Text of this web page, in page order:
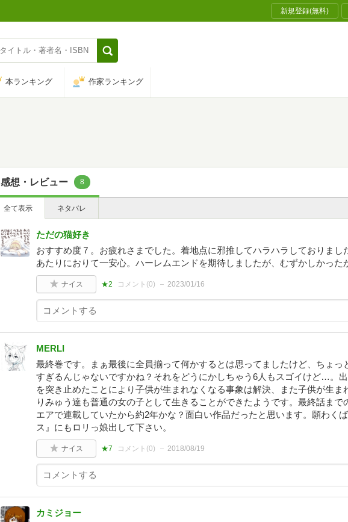
新規登録(無料)
本ランキング 作家ランキング
感想・レビュー 8
全て表示 ネタバレ
ただの猫好き
おすすめ度７。お疲れさまでした。着地点に邪推してハラハラしておりまし
あたりにおりて一安心。ハーレムエンドを期待しましたが、むずかしかった
ナイス ★2 コメント(0) 2023/01/16
MERLI
最終巻です。まぁ最後に全員揃って何かするとは思ってましたけど、ちょっ
すぎるんじゃないですかね？それをどうにかしちゃう6人もスゴイけど…。
を突き止めたことにより子供が生まれなくなる事象は解決、また子供が生ま
りみゅう達も普通の女の子として生きることができたようです。最終話まで
エアで連載していたから約2年かな？面白い作品だったと思います。願わく
ス』にもロリっ娘出して下さい。
ナイス ★7 コメント(0) 2018/08/19
カミジョー